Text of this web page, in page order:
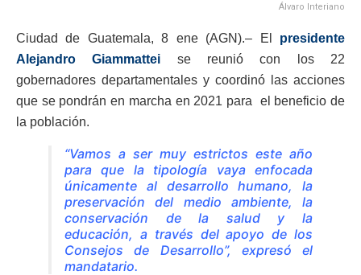
Álvaro Interiano
Ciudad de Guatemala, 8 ene (AGN).– El presidente
Alejandro Giammattei se reunió con los 22
gobernadores departamentales y coordinó las acciones
que se pondrán en marcha en 2021 para el beneficio de
la población.
“Vamos a ser muy estrictos este año
para que la tipología vaya enfocada
únicamente al desarrollo humano, la
preservación del medio ambiente, la
conservación de la salud y la
educación, a través del apoyo de los
Consejos de Desarrollo”, expresó el
mandatario.